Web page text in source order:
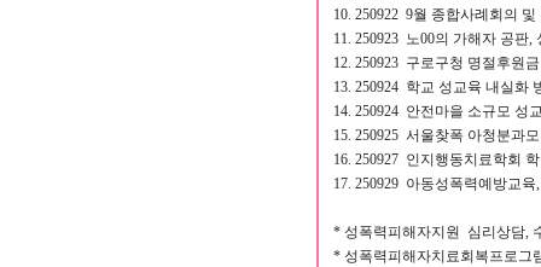
10. 250922 9월 종합사례회의
11. 250923 노00의 가해자 공판,
12. 250923 구로구청 명절후원
13. 250924 학교 성교육 내실화
14. 250924 안전마을 소규모 성
15. 250925 서울찾폭 아청분과
16. 250927 인지행동치료학회
17. 250929 아동성폭력예방교
* 성폭력피해자지원 심리상담,
* 성폭력피해자치료회복프로그